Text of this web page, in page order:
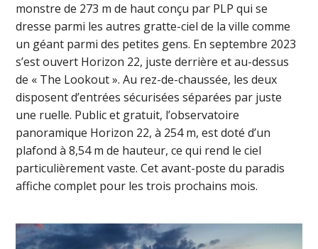
monstre de 273 m de haut conçu par PLP qui se
dresse parmi les autres gratte-ciel de la ville comme
un géant parmi des petites gens. En septembre 2023
s’est ouvert Horizon 22, juste derrière et au-dessus
de « The Lookout ». Au rez-de-chaussée, les deux
disposent d’entrées sécurisées séparées par juste
une ruelle. Public et gratuit, l’observatoire
panoramique Horizon 22, à 254 m, est doté d’un
plafond à 8,54 m de hauteur, ce qui rend le ciel
particulièrement vaste. Cet avant-poste du paradis
affiche complet pour les trois prochains mois.